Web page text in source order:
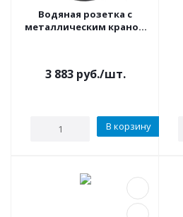
Водяная розетка с
металлическим краном
3 883руб./шт.
В корзину